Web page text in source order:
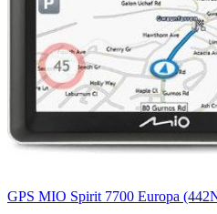
GPS MIO Spirit 7700 Europa